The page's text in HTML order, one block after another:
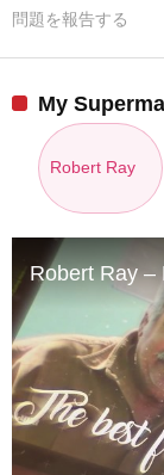
問題を報告する
My
Robert Ray
Robert Ray –